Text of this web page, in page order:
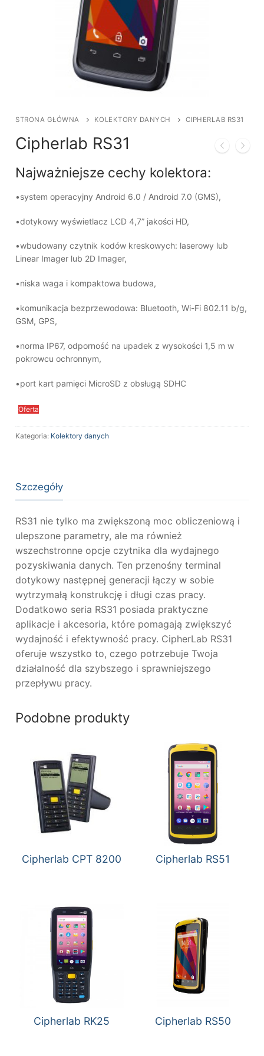
STRONA GŁÓWNA KOLEKTORY DANYCH CIPHERLAB RS31
Cipherlab RS31
Najważniejsze cechy kolektora:
•system operacyjny Android 6.0 / Android 7.0 (GMS),
•dotykowy wyświetlacz LCD 4,7” jakości HD,
•wbudowany czytnik kodów kreskowych: laserowy lub
Linear Imager lub 2D Imager,
•niska waga i kompaktowa budowa,
•komunikacja bezprzewodowa: Bluetooth, Wi-Fi 802.11 b/g,
GSM, GPS,
•norma IP67, odporność na upadek z wysokości 1,5 m w
pokrowcu ochronnym,
•port kart pamięci MicroSD z obsługą SDHC
Oferta
Kategoria: Kolektory danych
Szczegóły
RS31 nie tylko ma zwiększoną moc obliczeniową i
ulepszone parametry, ale ma również
wszechstronne opcje czytnika dla wydajnego
pozyskiwania danych. Ten przenośny terminal
dotykowy następnej generacji łączy w sobie
wytrzymałą konstrukcję i długi czas pracy.
Dodatkowo seria RS31 posiada praktyczne
aplikacje i akcesoria, które pomagają zwiększyć
wydajność i efektywność pracy. CipherLab RS31
oferuje wszystko to, czego potrzebuje Twoja
działalność dla szybszego i sprawniejszego
przepływu pracy.
Podobne produkty
Cipherlab CPT 8200 Cipherlab RS51
Cipherlab RK25 Cipherlab RS50